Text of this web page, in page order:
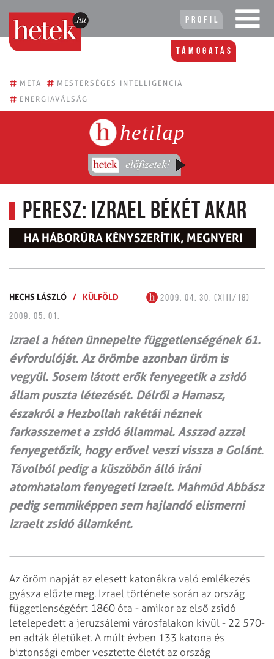
Profil
Támogatás
# META # MESTERSÉGES INTELLIGENCIA
# ENERGIAVÁLSÁG
hetilap
Peresz: Izrael békét akar
HA HÁBORÚRA KÉNYSZERÍTIK, MEGNYERI
HECHS LÁSZLÓ / KÜLFÖLD
2009. 04. 30. (XIII/18)
2009. 05. 01.
Izrael a héten ünnepelte függetlenségének 61.
évfordulóját. Az örömbe azonban üröm is
vegyül. Sosem látott erők fenyegetik a zsidó
állam puszta létezését. Délről a Hamasz,
északról a Hezbollah rakétái néznek
farkasszemet a zsidó állammal. Asszad azzal
fenyegetőzik, hogy erővel veszi vissza a Golánt.
Távolból pedig a küszöbön álló iráni
atomhatalom fenyegeti Izraelt. Mahmúd Abbász
pedig semmiképpen sem hajlandó elismerni
Izraelt zsidó államként.
Az öröm napját az elesett katonákra való emlékezés
gyásza előzte meg. Izrael története során az ország
függetlenségéért 1860 óta - amikor az első zsidó
letelepedett a jeruzsálemi városfalakon kívül - 22 570-
en adták életüket. A múlt évben 133 katona és
biztonsági ember vesztette életét az ország